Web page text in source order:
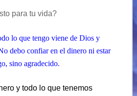
para tu vida?
lo que tengo viene de Dios y
debo confiar en el dinero ni estar
sino agradecido.
y todo lo que tenemos